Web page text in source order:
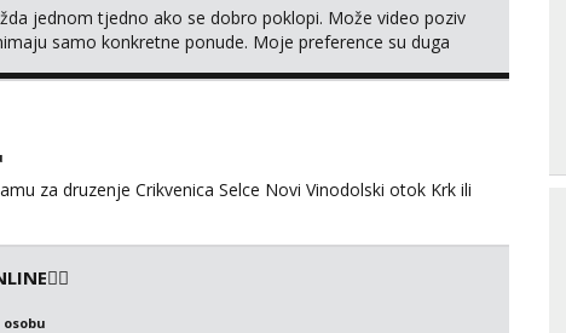
jednom tjedno ako se dobro poklopi. Može video poziv
samo konkretne ponude. Moje preference su duga
za druzenje Crikvenica Selce Novi Vinodolski otok Krk ili